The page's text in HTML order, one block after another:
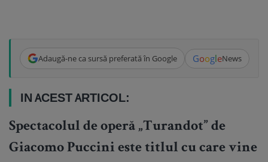
Adaugă-ne ca sursă preferată în Google GoogleNews
IN ACEST ARTICOL:
Spectacolul de operă „Turandot” de
Giacomo Puccini este titlul cu care vine